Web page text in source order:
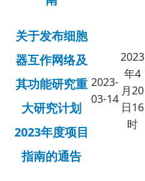
关于发布细胞
器互作网络及
其功能研究重
大研究计划
2023年度项目
指南的通告
2023-
03-14
2023
年4
月20
日16
时